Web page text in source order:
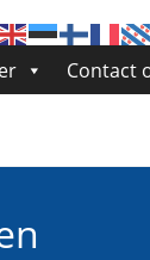
Contact